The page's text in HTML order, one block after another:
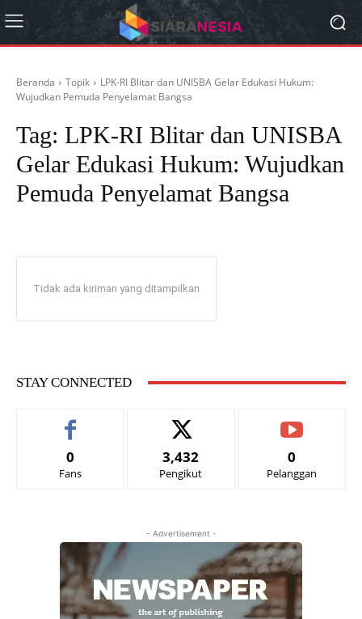
Beranda Topik
LPK-RI Blitar dan UNISBA Gelar Edukasi Hukum:
Wujudkan Pemuda Penyelamat Bangsa
Tag: LPK-RI Blitar dan UNISBA
Gelar Edukasi Hukum: Wujudkan
Pemuda Penyelamat Bangsa
Tidak ada kiriman yang ditampilkan
STAY CONNECTED
0
Fans
3,432
Pengikut
0
Pelanggan
- Advertisement -